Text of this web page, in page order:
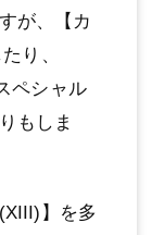
が、【カ
り、
ペシャル
もしま
】を多